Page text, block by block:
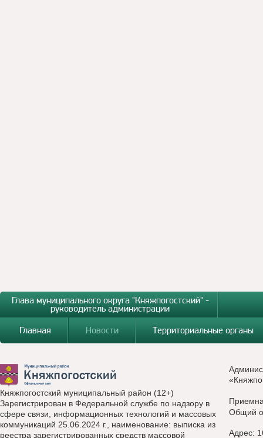
Глава муниципального округа "Княжпогостский" -
руководитель администрации
Главная
Новости Территориальные органы
Княжпогостский муниципальный район (12+)
Зарегистрирован в Федеральной службе по надзору в
сфере связи, информационных технологий и массовых
коммуникаций 25.06.2024 г., наименование: выписка из
реестра зарегистрированных средств массовой
Общий
Адрес: